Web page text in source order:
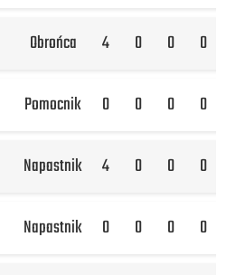
Obrońca 4 0 0 0
Pomocnik 0 0 0 0
Napastnik 4 0 0 0
Napastnik 0 0 0 0